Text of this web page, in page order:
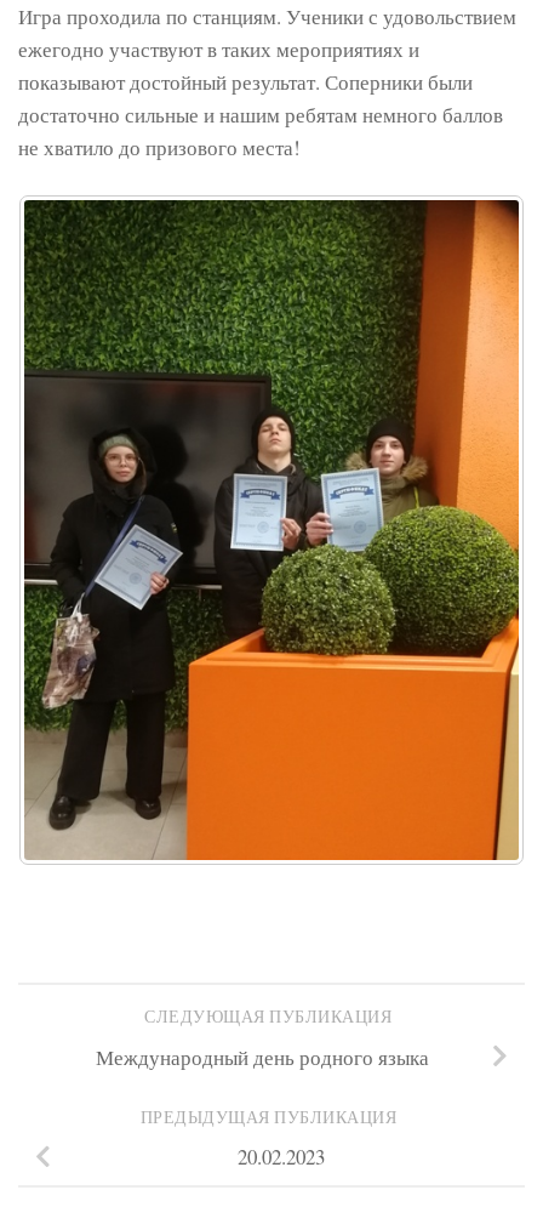
Игра проходила по станциям. Ученики с удовольствием
ежегодно участвуют в таких мероприятиях и
показывают достойный результат. Соперники были
достаточно сильные и нашим ребятам немного баллов
не хватило до призового места!
СЛЕДУЮЩАЯ ПУБЛИКАЦИЯ
Международный день родного языка
ПРЕДЫДУЩАЯ ПУБЛИКАЦИЯ
20.02.2023